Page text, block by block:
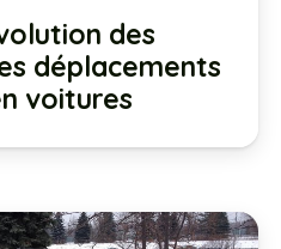
des
déplacements
voitures